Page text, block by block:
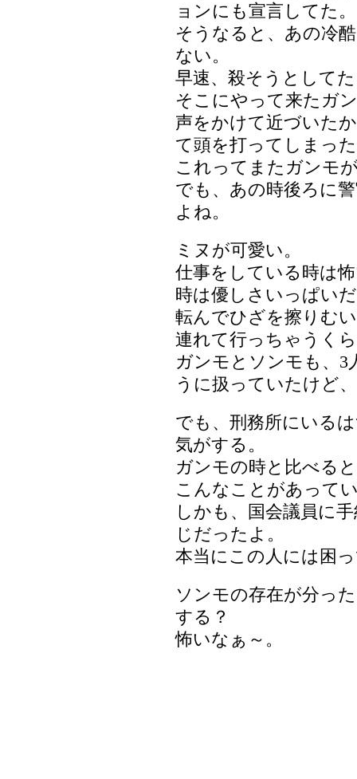
ョンにも宣言してた。
そうなると、あの冷
ない。
早速、殺そうとして
そこにやって来たガ
声をかけて近づいた
て頭を打ってしまっ
これってまたガンモ
でも、あの時後ろに
よね。
ミヌが可愛い。
仕事をしている時は
時は優しさいっぱい
転んでひざを擦りむ
連れて行っちゃうく
ガンモとソンモも、3
うに扱っていたけど
でも、刑務所にいる
気がする。
ガンモの時と比べる
こんなことがあって
しかも、国会議員に
じだったよ。
本当にこの人には困
ソンモの存在が分っ
する？
怖いなぁ～。